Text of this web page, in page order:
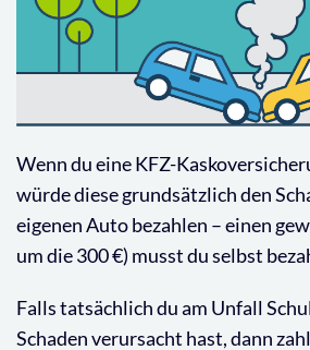
Wenn du eine KFZ-
würde diese grundsätzlich den
eigenen Auto bezahlen – einen
um die 300 €) musst du selbst
Falls tatsächlich du am Unfall
Schaden verursacht hast, dann